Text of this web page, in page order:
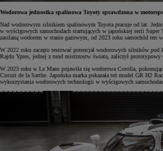
Wodorowa jednostka spalinowa Toyoty sprawdzona w
Nad wodorowym silnikiem spalinowym Toyota pracuje od lat.
w wyścigowych samochodach startujących w japońskiej serii
zasilaną wodorem w stanie gazowym, od 2023 roku samochód ten
W 2022 roku zaczęto testować potencjał wodorowych silników pod
Rajdu Ypres, jednej z rund mistrzostw świata, zaliczył prototypowy
W 2023 roku w Le Mans pojawiła się wodorowa Corolla,
Circuit de la Sarthe. Japońska marka pokazała też model GR H2
wykorzystania wodorowych technologii w wyścigowych